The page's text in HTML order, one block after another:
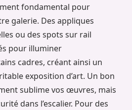
fondamental pour
galerie. Des appliques
ou des spots sur rail
pour illuminer
cadres, créant ainsi un
exposition d’art. Un bon
sublime vos œuvres, mais
dans l’escalier. Pour des